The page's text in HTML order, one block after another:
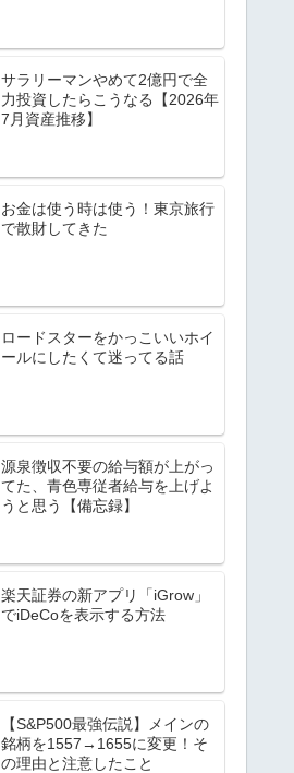
サラリーマンやめて2億円で全
力投資したらこうなる【2026年
7月資産推移】
お金は使う時は使う！東京旅行
で散財してきた
ロードスターをかっこいいホイ
ールにしたくて迷ってる話
源泉徴収不要の給与額が上がっ
てた、青色専従者給与を上げよ
うと思う【備忘録】
楽天証券の新アプリ「iGrow」
でiDeCoを表示する方法
【S&P500最強伝説】メインの
銘柄を1557→1655に変更！そ
の理由と注意したこと